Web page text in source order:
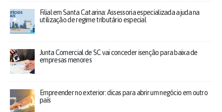
Filial em Santa Catarina: Assessoria especializada ajuda na
utilização de regime tributário especial
Junta Comercial de SC vai conceder isenção para baixa de
empresas menores
Empreender no exterior: dicas para abrir um negócio em outro
país